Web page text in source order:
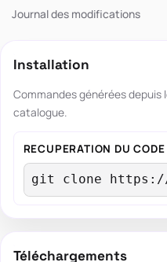
Journal des modifications
Installation
Commandes générées depuis
catalogue.
RECUPERATION DU CODE
git clone https://
Téléchargements